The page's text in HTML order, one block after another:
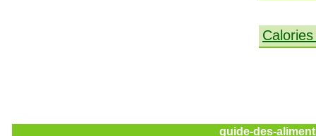
guide-des-